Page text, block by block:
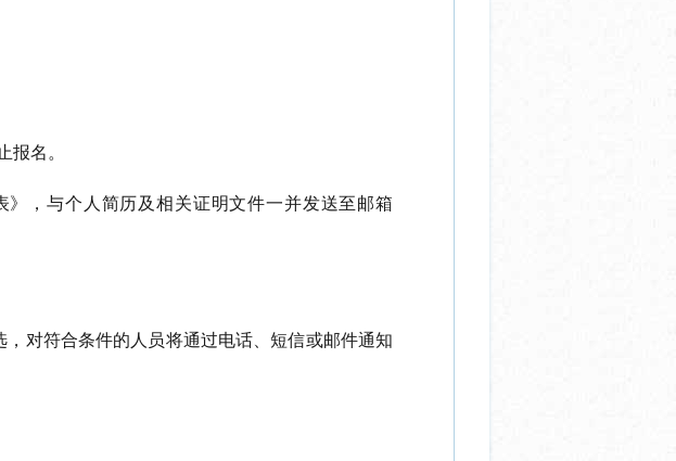
报名 。
，与个人简历及相关证明文件一并发送至邮箱
对符合条件的人员将通过电话、短信或邮件通知